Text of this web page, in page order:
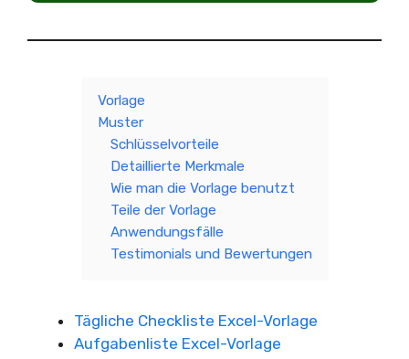
Vorlage
Muster
Schlüsselvorteile
Detaillierte Merkmale
Wie man die Vorlage benutzt
Teile der Vorlage
Anwendungsfälle
Testimonials und Bewertungen
Tägliche Checkliste Excel-Vorlage
Aufgabenliste Excel-Vorlage